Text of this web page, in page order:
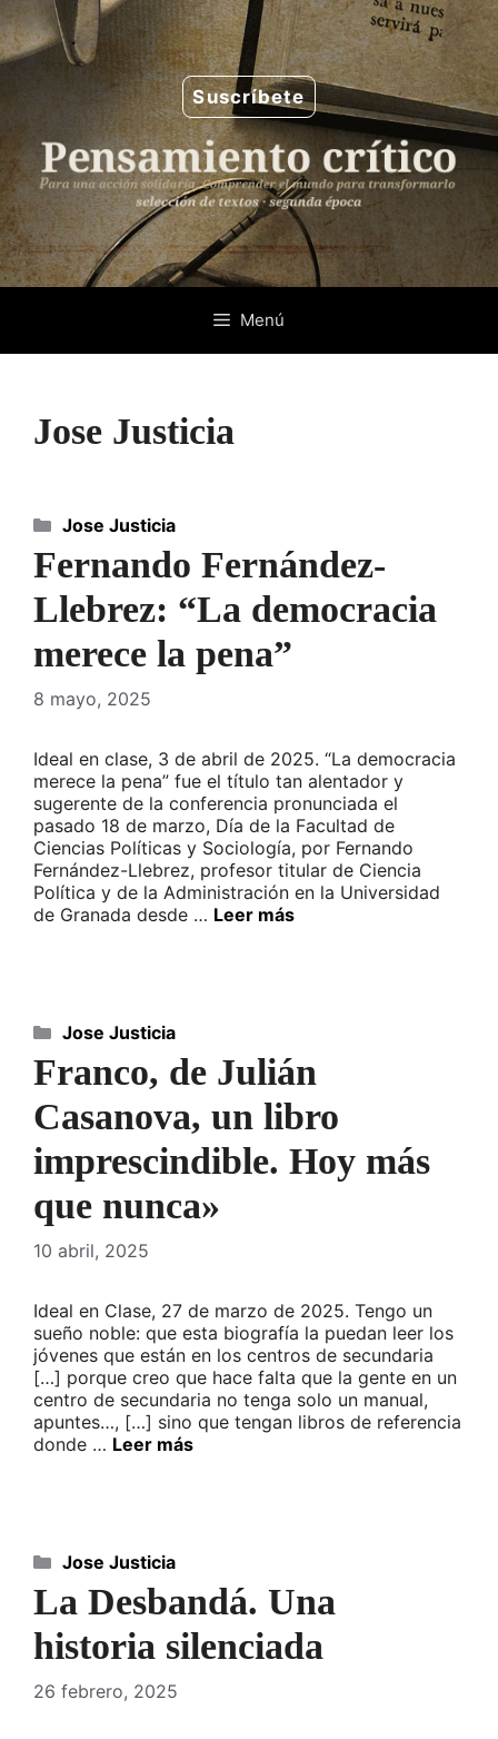
Saltar
al
contenido
Suscríbete
Menú
Jose Justicia
Fernando Fernández-
Llebrez: “La democracia
merece la pena”
8 mayo, 2025
Ideal en clase, 3 de abril de 2025. “La democracia
merece la pena” fue el título tan alentador y
sugerente de la conferencia pronunciada el
pasado 18 de marzo, Día de la Facultad de
Ciencias Políticas y Sociología, por Fernando
Fernández-Llebrez, profesor titular de Ciencia
Política y de la Administración en la Universidad
de Granada desde … Leer más
Categorías
Jose Justicia
Franco, de Julián
Casanova, un libro
imprescindible. Hoy más
que nunca»
10 abril, 2025
Ideal en Clase, 27 de marzo de 2025. Tengo un
sueño noble: que esta biografía la puedan leer los
jóvenes que están en los centros de secundaria
[…] porque creo que hace falta que la gente en un
centro de secundaria no tenga solo un manual,
apuntes…, […] sino que tengan libros de referencia
donde … Leer más
Categorías
Jose Justicia
La Desbandá. Una
historia silenciada
26 febrero, 2025
Categorías
Jose Justicia